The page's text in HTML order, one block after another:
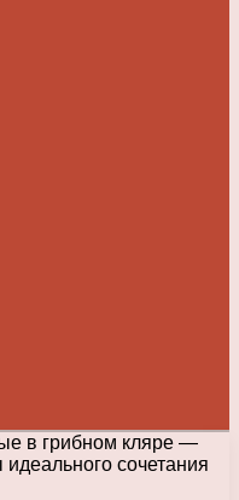
в грибном кляре —
сочетания